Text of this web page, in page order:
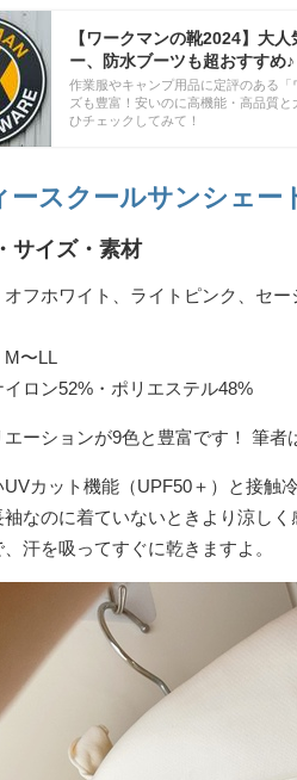
【ワークマンの靴2024】大
ー、防水ブーツも超おすすめ♪
作業服やキャンプ用品に定評のある
ズも豊富！安いのに高機能・高品質
ひチェックしてみて！
ースクールサンシェー
サイズ・素材
オフホワイト、ライトピンク、セ
M〜LL
イロン52%・ポリエステル48%
エーションが9色と豊富です！ 筆者
UVカット機能（UPF50＋）と接触
なのに着ていないときより涼し
汗を吸ってすぐに乾きますよ。